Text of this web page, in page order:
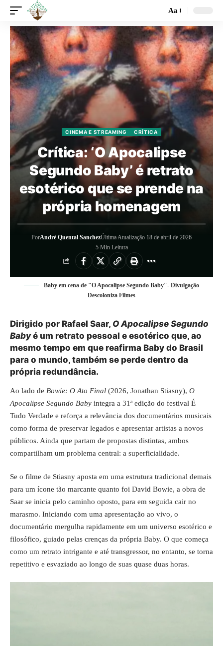
Aa
CINEMA E STREAMING CRÍTICA
Crítica: ‘O Apocalipse
Segundo Baby’ é retrato
esotérico que se prende na
própria homenagem
PorAndré Quental SanchezÚltima Atualização 18 de abril de 2026
5 Min Leitura
Baby em cena de "O Apocalipse Segundo Baby"- Divulgação
Descoloniza Filmes
Dirigido por Rafael Saar, O Apocalipse Segundo
Babyé um retrato pessoal e esotérico que, ao
mesmo tempo em que reafirma Baby do Brasil
para o mundo, também se perde dentro da
própria redundância.
Ao lado de Bowie: O Ato Final (2026, Jonathan Stiasny), O
Apocalipse Segundo Baby integra a 31ª edição do festival É
Tudo Verdade e reforça a relevância dos documentários musicais
como forma de preservar legados e apresentar artistas a novos
públicos. Ainda que partam de propostas distintas, ambos
compartilham um problema central: a superficialidade.
Se o filme de Stiasny aposta em uma estrutura tradicional demais
para um ícone tão marcante quanto foi David Bowie, a obra de
Saar se inicia pelo caminho oposto, para em seguida cair no
marasmo. Iniciando com uma apresentação ao vivo, o
documentário mergulha rapidamente em um universo esotérico e
filosófico, guiado pelas crenças da própria Baby. O que começa
como um retrato intrigante e até transgressor, no entanto, se torna
repetitivo e esvaziado ao longo de suas quase duas horas.